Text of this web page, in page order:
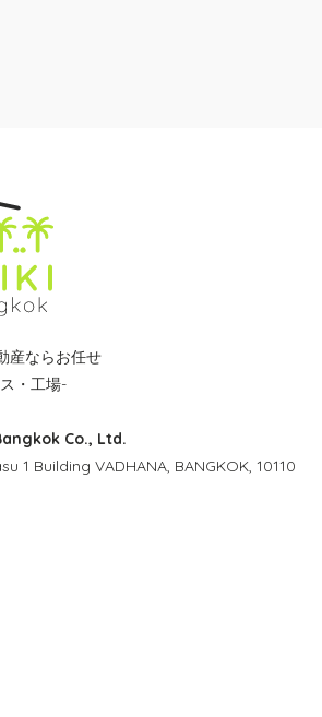
産ならお任せ
・工場-
Co., Ltd.
1 Building VADHANA, BANGKOK, 10110